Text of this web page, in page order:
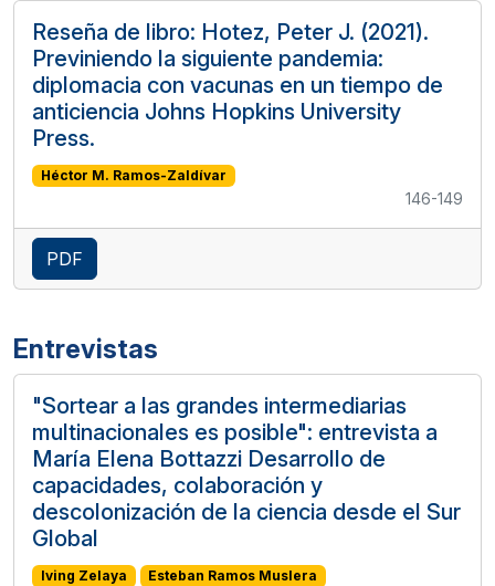
Reseña de libro: Hotez, Peter J. (2021).
Previniendo la siguiente pandemia:
diplomacia con vacunas en un tiempo de
anticiencia Johns Hopkins University
Press.
Héctor M. Ramos-Zaldívar
146-149
PDF
Entrevistas
"Sortear a las grandes intermediarias
multinacionales es posible": entrevista a
María Elena Bottazzi Desarrollo de
capacidades, colaboración y
descolonización de la ciencia desde el Sur
Global
Iving Zelaya Esteban Ramos Muslera